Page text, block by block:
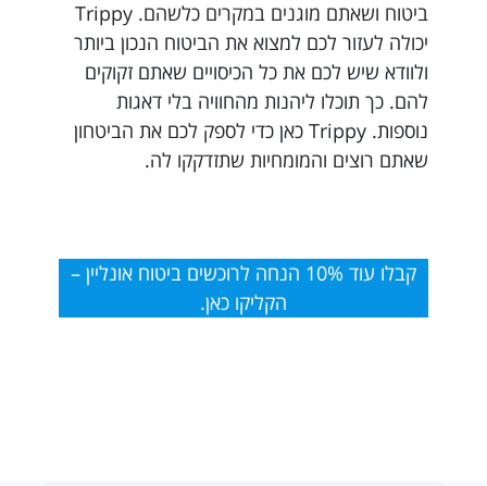
ביטוח ושאתם מוגנים במקרים כלשהם. Trippy
יכולה לעזור לכם למצוא את הביטוח הנכון ביותר
ולוודא שיש לכם את כל הכיסויים שאתם זקוקים
להם. כך תוכלו ליהנות מהחוויה בלי דאגות
נוספות. Trippy כאן כדי לספק לכם את הביטחון
שאתם רוצים והמומחיות שתזדקקו לה.
קבלו עוד 10% הנחה לרוכשים ביטוח אונליין –
הקליקו כאן.